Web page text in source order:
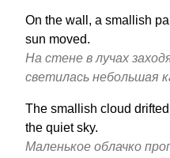
On the wall, a smallish
sun moved.
На стене в лучах
светилась небольшая
The smallish cloud
the quiet sky.
Маленькое облачко